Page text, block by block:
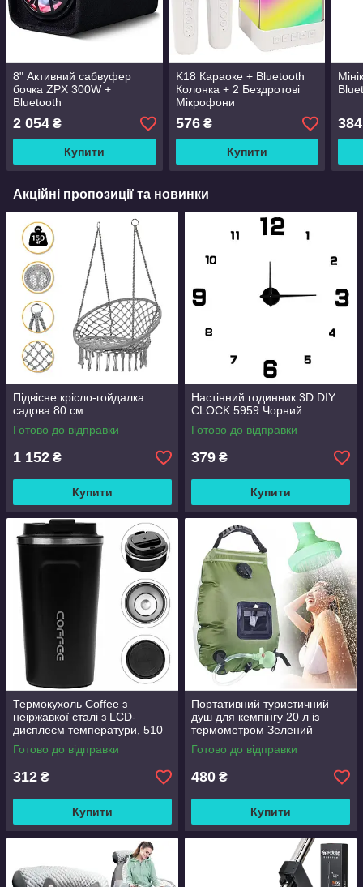
8" Активний сабвуфер
бочка ZPX 300W +
Bluetooth
2 054 ₴
Купити
K18 Караоке + Bluetooth
Колонка + 2 Бездротові
Мікрофони
576₴
Купити
384
Акційні пропозиції та новинки
Підвісне крісло-гойдалка
садова 80 см
Готово до відправки
1 152 ₴
Купити
Настінний годинник 3D DIY
CLOCK 5959 Чорний
Готово до відправки
379 ₴
Купити
Термокухоль Coffee з
неіржавкої сталі з LCD-
дисплеєм температури, 510
мл Чорний
Готово до відправки
312 ₴
Купити
Портативний туристичний
душ для кемпінгу 20 л із
термометром Зелений
Готово до відправки
480 ₴
Купити